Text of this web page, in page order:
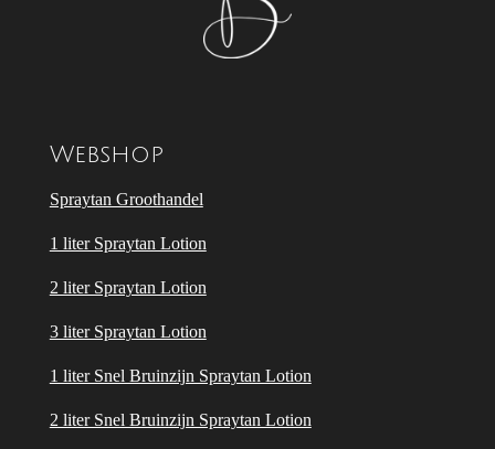
Webshop
Spraytan Groothandel
1 liter Spraytan Lotion
2 liter Spraytan Lotion
3 liter Spraytan Lotion
1 liter Snel Bruinzijn Spraytan Lotion
2 liter Snel Bruinzijn Spraytan Lotion